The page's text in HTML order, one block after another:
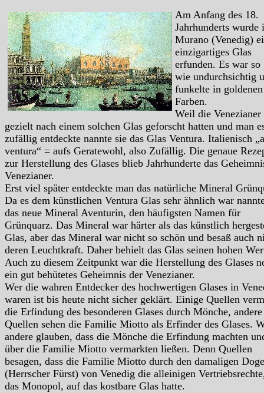
Am Anfang des 18.
Jahrhunderts wurde
Murano (Venedig)
einzigartiges Glas
erfunden. Es war so
wie undurchsichtig
funkelte in goldenen
Farben.
Weil die
gezielt nach einem solchen Glas geforscht hatten und man
zufällig entdeckte nannte sie das Glas Ventura. Italienisch „a
ventura“ = aufs Geratewohl, also Zufällig. Die genaue
zur Herstellung des Glases blieb Jahrhunderte das
Venezianer.
Erst viel später entdeckte man das natürliche Mineral
Da es dem künstlichen Ventura Glas sehr ähnlich war
das neue Mineral Aventurin, den häufigsten Namen für
Grünquarz. Das Mineral war härter als das künstlich
Glas, aber das Mineral war nicht so schön und besaß auch
deren Leuchtkraft. Daher behielt das Glas seinen hohen
Auch zu diesem Zeitpunkt war die Herstellung des Glases
ein gut behütetes Geheimnis der Venezianer.
Wer die wahren Entdecker des hochwertigen Glases in
waren ist bis heute nicht sicher geklärt. Einige Quellen
die Erfindung des besonderen Glases durch Mönche, andere
Quellen sehen die Familie Miotto als Erfinder des Glases.
andere glauben, dass die Mönche die Erfindung machten
über die Familie Miotto vermarkten ließen. Denn Quellen
besagen, dass die Familie Miotto durch den damaligen
(Herrscher Fürst) von Venedig die alleinigen
das Monopol, auf das kostbare Glas hatte.